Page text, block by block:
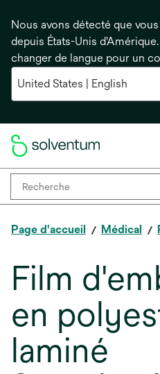
Nous avons détecté que
depuis États-Unis
changer de langue pour un
Page d'accueil Médical
Film
en
laminé